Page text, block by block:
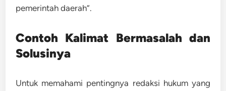
pemerintah daerah”.
Contoh Kalimat Bermasalah dan
Solusinya
Untuk memahami pentingnya redaksi hukum yang